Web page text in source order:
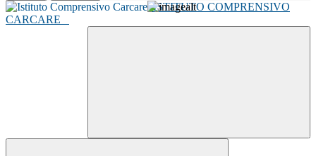
ISTITUTO COMPRENSIVO
CARCARE